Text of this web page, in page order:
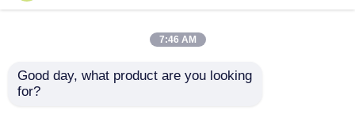
Fordern Sie ein Zitat
Ofen-Oberkreislauf-
7:46 AM
Good day, what product are you looking
for?